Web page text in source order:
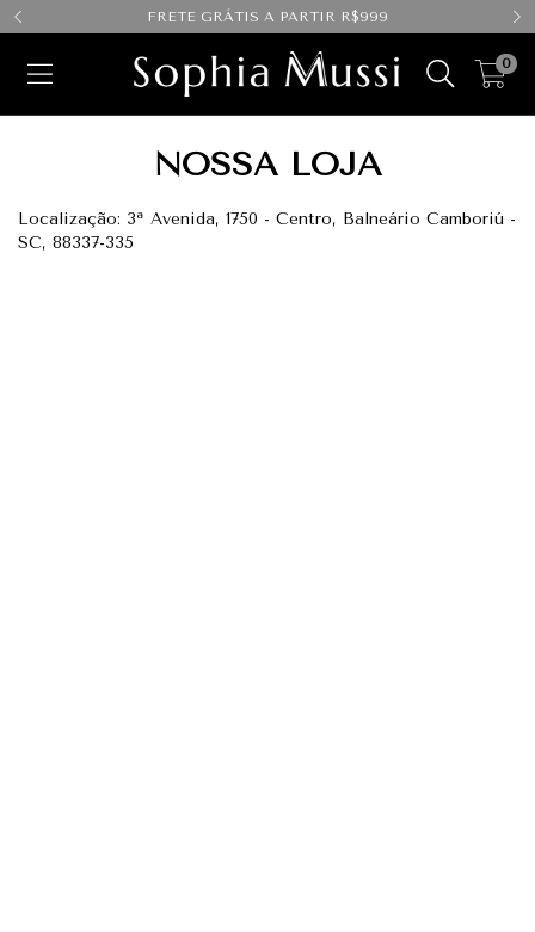
FRETE GRÁTIS A PARTIR R$999
0
NOSSA LOJA
Localização: 3ª Avenida, 1750 - Centro, Balneário Camboriú -
SC, 88337-335